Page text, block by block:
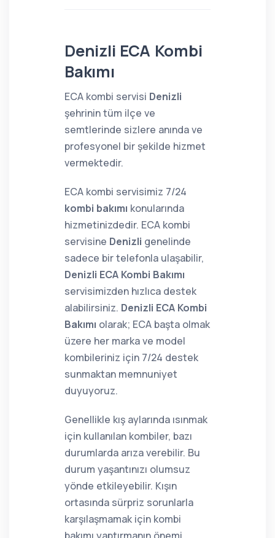
Denizli ECA Kombi
Bakımı
ECA kombi servisi Denizli
şehrinin tüm ilçe ve
semtlerinde sizlere anında ve
profesyonel bir şekilde hizmet
vermektedir.
ECA kombi servisimiz 7/24
kombi bakımı konularında
hizmetinizdedir. ECA kombi
servisine Denizli genelinde
sadece bir telefonla ulaşabilir,
Denizli ECA Kombi Bakımı
servisimizden hızlıca destek
alabilirsiniz. Denizli ECA Kombi
Bakımı olarak; ECA başta olmak
üzere her marka ve model
kombileriniz için 7/24 destek
sunmaktan memnuniyet
duyuyoruz.
Genellikle kış aylarında ısınmak
için kullanılan kombiler, bazı
durumlarda arıza verebilir. Bu
durum yaşantınızı olumsuz
yönde etkileyebilir. Kışın
ortasında sürpriz sorunlarla
karşılaşmamak için kombi